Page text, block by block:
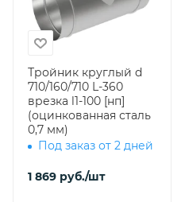
Тройник круглый d
710/160/710 L-360
врезка l1-100 [нп]
(оцинкованная сталь
0,7 мм)
Под заказ от 2 дней
1 869 руб./шт